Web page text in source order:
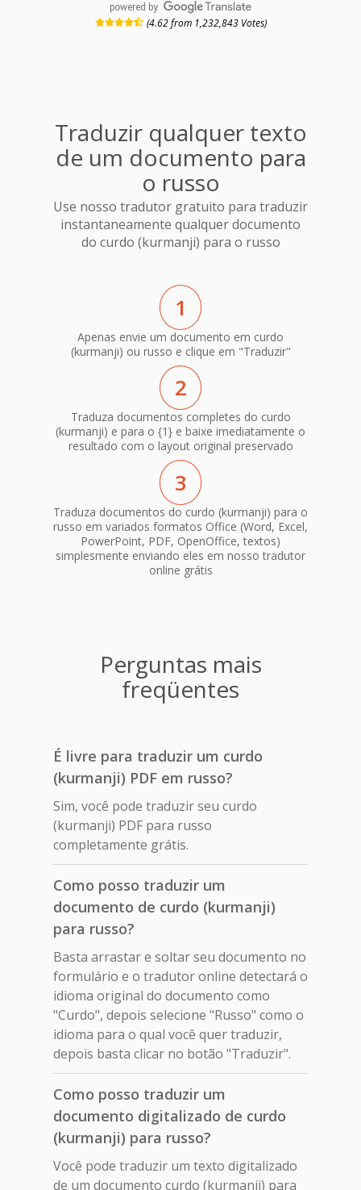
powered by
(4.62 from 1,232,843 Votes)
Traduzir qualquer texto
de um documento para
o russo
Use nosso tradutor gratuito para traduzir
instantaneamente qualquer documento
do curdo (kurmanji) para o russo
1
Apenas envie um documento em curdo
(kurmanji) ou russo e clique em "Traduzir"
2
Traduza documentos completes do curdo
(kurmanji) e para o {1} e baixe imediatamente o
resultado com o layout original preservado
3
Traduza documentos do curdo (kurmanji) para o
russo em variados formatos Office (Word, Excel,
PowerPoint, PDF, OpenOffice, textos)
simplesmente enviando eles em nosso tradutor
online grátis
Perguntas mais
freqüentes
É livre para traduzir um curdo
(kurmanji) PDF em russo?
Sim, você pode traduzir seu curdo
(kurmanji) PDF para russo
completamente grátis.
Como posso traduzir um
documento de curdo (kurmanji)
para russo?
Basta arrastar e soltar seu documento no
formulário e o tradutor online detectará o
idioma original do documento como
"Curdo", depois selecione "Russo" como o
idioma para o qual você quer traduzir,
depois basta clicar no botão "Traduzir".
Como posso traduzir um
documento digitalizado de curdo
(kurmanji) para russo?
Você pode traduzir um texto digitalizado
de um documento curdo (kurmanji) para